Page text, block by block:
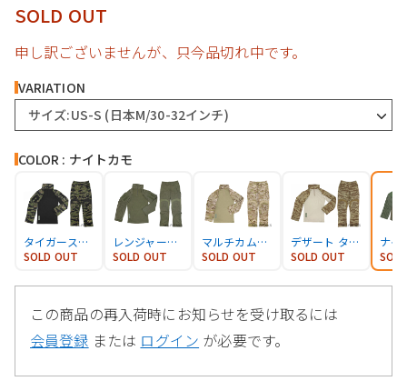
SOLD OUT
申し訳ございませんが、只今品切れ中です。
VARIATION
サイズ:US-S (日本M/30-32インチ)
COLOR : ナイトカモ
タイガーストライプ
SOLD OUT
レンジャーグリーン
SOLD OUT
マルチカムアリッド
SOLD OUT
デザート タイガーストライプ
SOLD OUT
ナイ
この商品の再入荷時にお知らせを受け取るには
会員登録 または ログイン が必要です。